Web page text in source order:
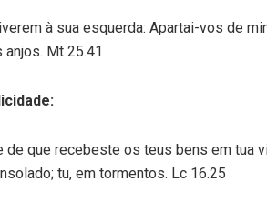
à sua esquerda: Apartai-vos de
Mt 25.41
de que recebeste os teus bens em tua
tu, em tormentos. Lc 16.25